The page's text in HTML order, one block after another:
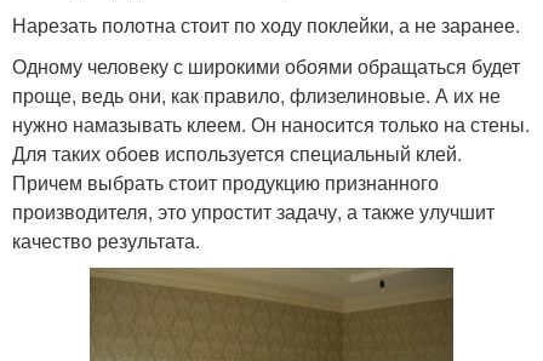
Нарезать полотна стоит по ходу поклейки, а не заранее.
Одному человеку с широкими обоями обращаться будет
проще, ведь они, как правило, флизелиновые. А их не
нужно намазывать клеем. Он наносится только на стены.
Для таких обоев используется специальный клей.
Причем выбрать стоит продукцию признанного
производителя, это упростит задачу, а также улучшит
качество результата.